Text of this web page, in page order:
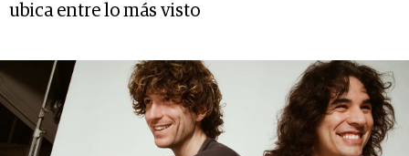
ubica entre lo más visto